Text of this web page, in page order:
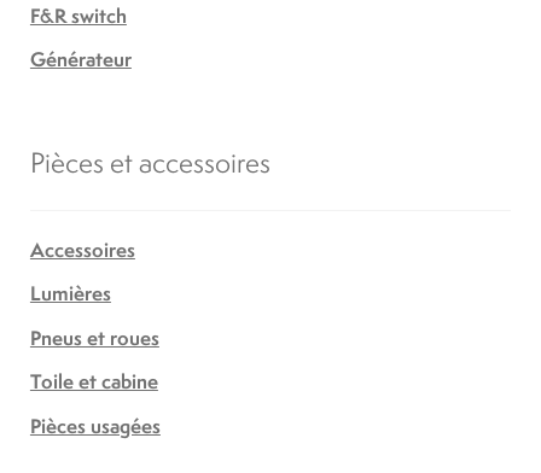
F&R switch
Générateur
Pièces et accessoires
Accessoires
Lumières
Pneus et roues
Toile et cabine
Pièces usagées